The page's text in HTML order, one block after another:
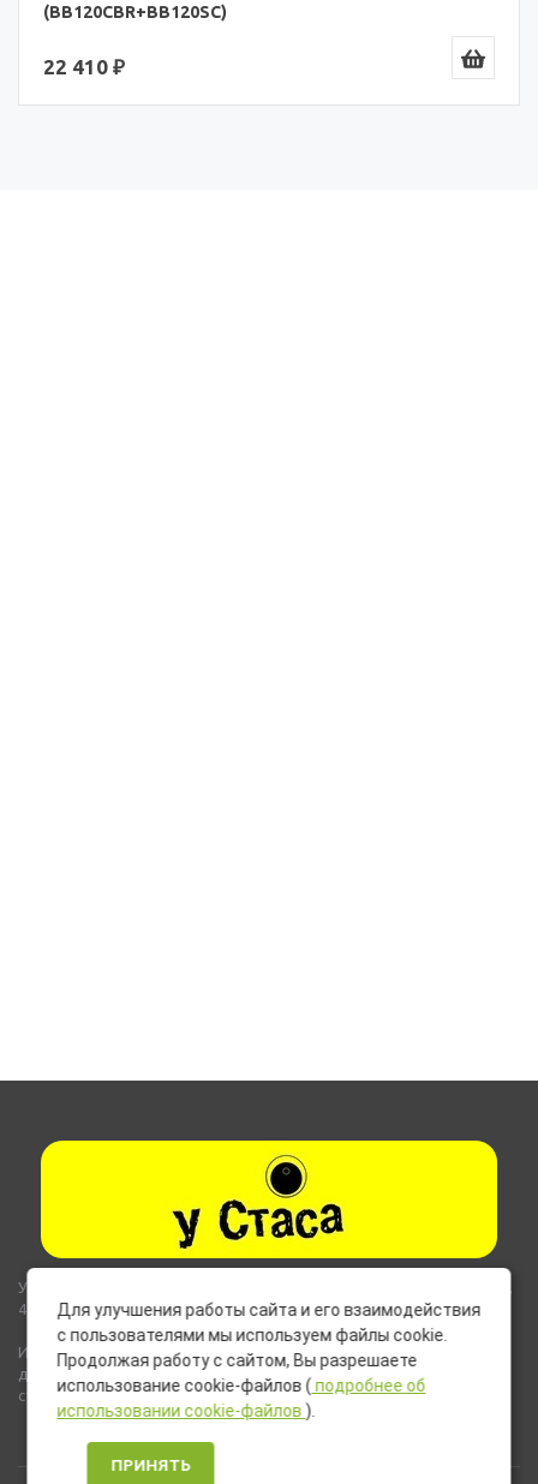
(BB120CBR+BB120SC)
22 410 ₽
Указанные на сайте цены не являются публичной офертой (ст.435,
437 ГК РФ).
Используемые на сайте изображения товаров могут включать
дополнительное оборудование и компоненты, не входящие в
стандартную комплектацию товара.
Для улучшения работы сайта и его взаимодействия
с пользователями мы используем файлы cookie.
Продолжая работу с сайтом, Вы разрешаете
использование cookie-файлов ( подробнее об
использовании cookie-файлов ).
ПРИНЯТЬ